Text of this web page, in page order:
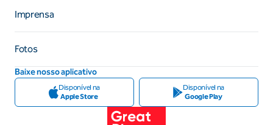
Imprensa
Fotos
Baixe nosso aplicativo
Disponível na
Apple Store
Disponível na
Google Play